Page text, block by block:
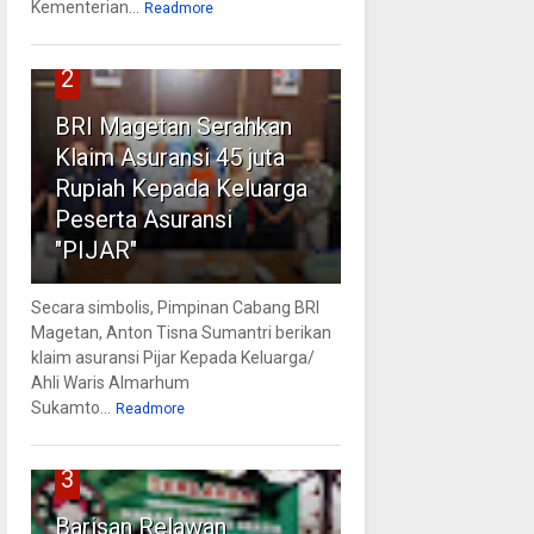
Kementerian...
Readmore
2
BRI Magetan Serahkan
Klaim Asuransi 45 juta
Rupiah Kepada Keluarga
Peserta Asuransi
"PIJAR"
Secara simbolis, Pimpinan Cabang BRI
Magetan, Anton Tisna Sumantri berikan
klaim asuransi Pijar Kepada Keluarga/
Ahli Waris Almarhum
Sukamto...
Readmore
3
Barisan Relawan